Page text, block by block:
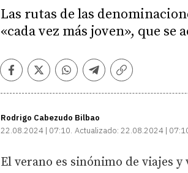
Las rutas de las
«cada vez más joven», que se
Facebook
TwitterWhatsapp
Telegram
Copiar
Rodrigo Cabezudo Bilbao
22.08.2024 | 07:10 Actualizado: 22.08.2024 |
El verano es sinónimo de viajes